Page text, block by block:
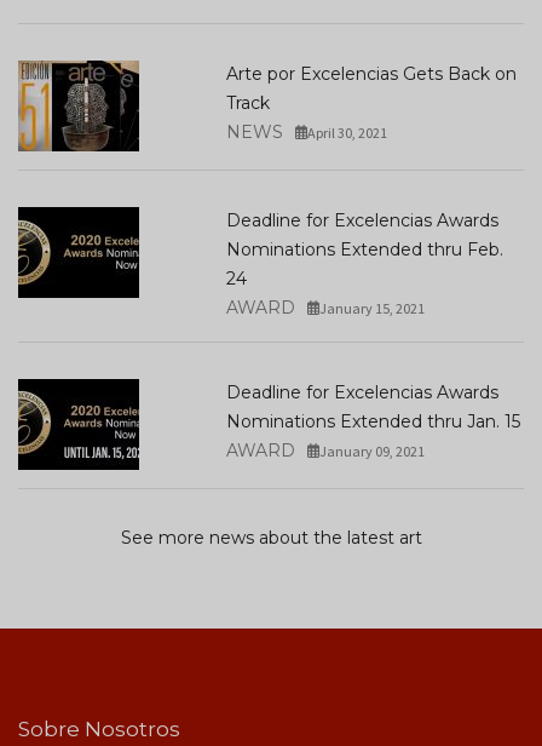
Arte por Excelencias Gets Back on
Track
NEWS
April 30, 2021
Deadline for Excelencias Awards
Nominations Extended thru Feb.
24
AWARD
January 15, 2021
Deadline for Excelencias Awards
Nominations Extended thru Jan. 15
AWARD
January 09, 2021
See more news about the latest art
Sobre Nosotros